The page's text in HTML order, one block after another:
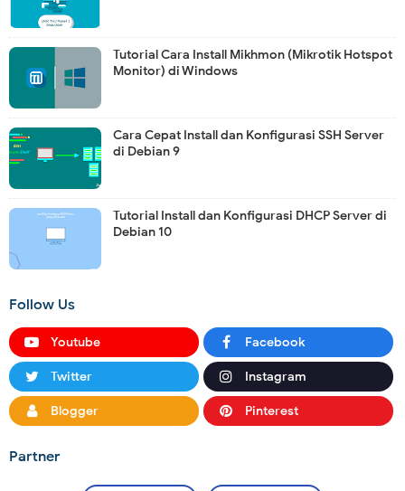
Tutorial Cara Install Mikhmon (Mikrotik Hotspot
Monitor) di Windows
Cara Cepat Install dan Konfigurasi SSH Server
di Debian 9
Tutorial Install dan Konfigurasi DHCP Server di
Debian 10
Follow Us
Youtube Facebook
Twitter Instagram
Blogger Pinterest
Partner